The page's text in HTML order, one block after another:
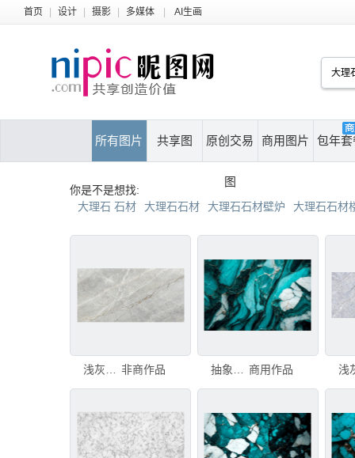
首页 设计 摄影 多媒体 AI生画
所有图片 共享图 原创交易
图
商用图片 包年套
你是不是想找:
大理石 石材 大理石石材 大理石石材壁炉 大理石石材
非商作品 商用作品